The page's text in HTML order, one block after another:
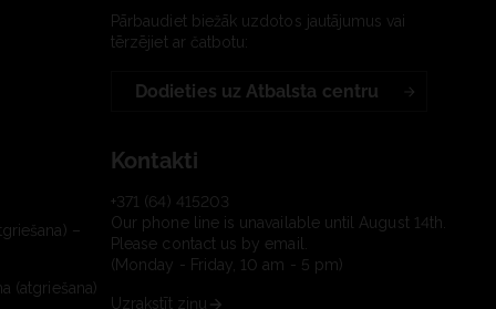
–
(atgriešana)
Pārbaudiet biežāk uzdotos jautājumus vai
tērzējiet ar čatbotu:
Dodieties uz Atbalsta centru
Kontakti
+371 (64) 415203
Our phone line is unavailable until August 14th.
Please contact us by email.
(Monday - Friday, 10 am - 5 pm)
Uzrakstīt ziņu